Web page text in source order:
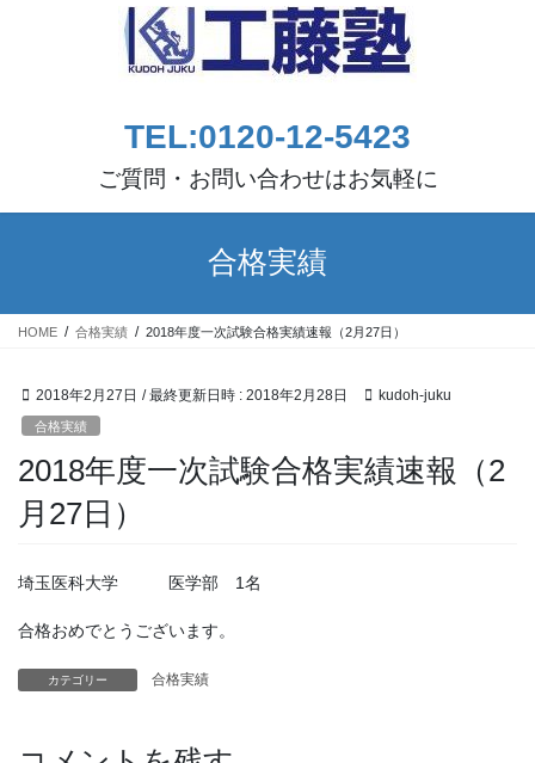
ッ
移
TEL:0120-12-5423
ご質問・お問い合わせはお気軽に
合格実績
HOME 合格実績 2018年度一次試験合格実績速報（2月27日）
2018年2月27日 / 最終更新日時 : 2018年2月28日 kudoh-juku
合格実績
2018年度一次試験合格実績速報（2
月27日）
埼玉医科大学 医学部 1名
合格おめでとうございます。
カテゴリー 合格実績